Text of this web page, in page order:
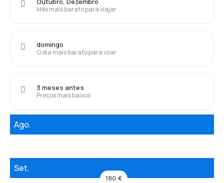
Mês mais barato para viajar
O dia mais barato para voar
domingo
Preços mais baixos
3 meses antes
Ago.
Set.
180 €